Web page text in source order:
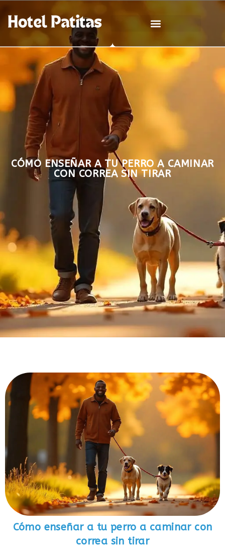
CÓMO ENSEÑAR A TU PERRO A CAMINAR
CON CORREA SIN TIRAR
Cómo enseñar a tu perro a caminar con
correa sin tirar